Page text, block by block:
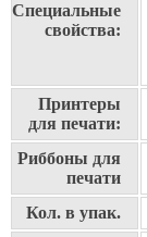
Специальные
свойства:
Принтеры
для печати:
Риббоны для
печати
Кол. в упак.